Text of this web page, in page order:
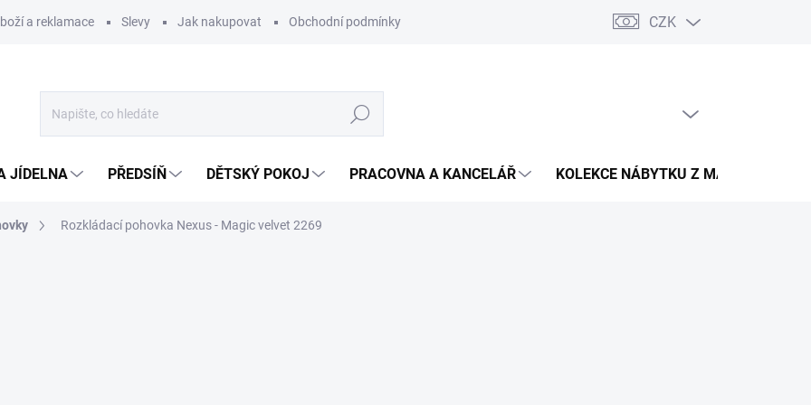
a reklamace Slevy Jak nakupovat Obchodní podmínky Podmínky ochrany osobních údajů Pojištění zásilky
CZK
Hledat
JÍDELNA PŘEDSÍŇ DĚTSKÝ POKOJ PRACOVNA A KANCELÁŘ KOLEKCE NÁBYTKU Z MASIVU
Rozkládací pohovka Nexus - Magic velvet 2269